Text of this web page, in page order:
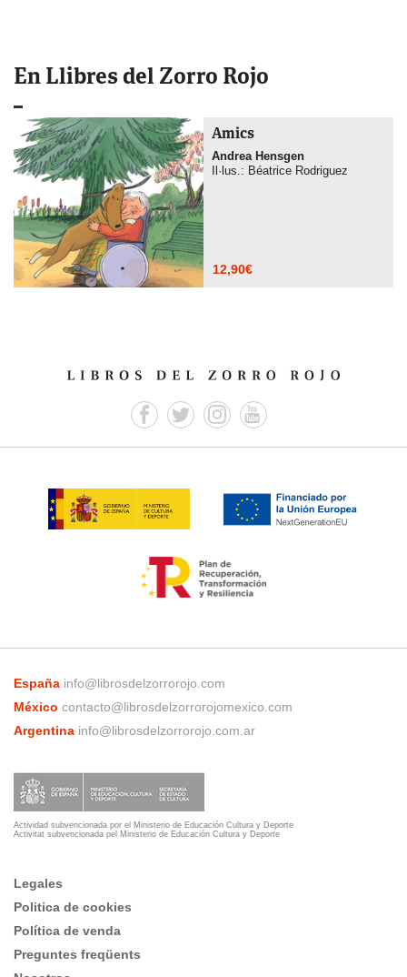
En Llibres del Zorro Rojo
Amics
Andrea Hensgen
Il·lus.: Béatrice Rodriguez
12,90€
España info@librosdelzorrorojo.com
México contacto@librosdelzorrorojomexico.com
Argentina info@librosdelzorrorojo.com.ar
Actividad subvencionada por el Ministerio de Educación Cultura y Deporte
Activitat subvencionada pel Ministerio de Educación Cultura y Deporte
Legales
Politica de cookies
Política de venda
Preguntes freqüents